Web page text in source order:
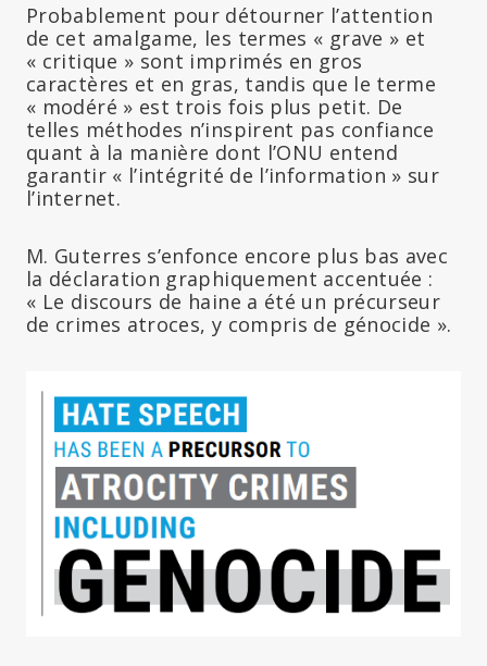
Probablement pour détourner l’attention
de cet amalgame, les termes « grave » et
« critique » sont imprimés en gros
caractères et en gras, tandis que le terme
« modéré » est trois fois plus petit. De
telles méthodes n’inspirent pas confiance
quant à la manière dont l’ONU entend
garantir « l’intégrité de l’information » sur
l’internet.
M. Guterres s’enfonce encore plus bas avec
la déclaration graphiquement accentuée :
« Le discours de haine a été un précurseur
de crimes atroces, y compris de génocide ».